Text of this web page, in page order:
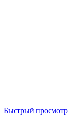
Быстрый просмотр